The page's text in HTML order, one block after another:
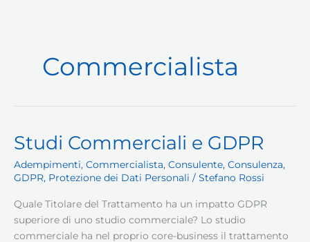
Commercialista
Studi Commerciali e GDPR
Adempimenti, Commercialista, Consulente, Consulenza,
GDPR, Protezione dei Dati Personali / Stefano Rossi
Quale Titolare del Trattamento ha un impatto GDPR
superiore di uno studio commerciale? Lo studio
commerciale ha nel proprio core-business il trattamento